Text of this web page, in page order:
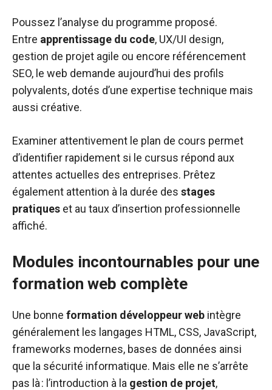
Poussez l’analyse du programme proposé.
Entre apprentissage du code, UX/UI design,
gestion de projet agile ou encore référencement
SEO, le web demande aujourd’hui des profils
polyvalents, dotés d’une expertise technique mais
aussi créative.
Examiner attentivement le plan de cours permet
d’identifier rapidement si le cursus répond aux
attentes actuelles des entreprises. Prêtez
également attention à la durée des stages
pratiques et au taux d’insertion professionnelle
affiché.
Modules incontournables pour une
formation web complète
Une bonne formation développeur web intègre
généralement les langages HTML, CSS, JavaScript,
frameworks modernes, bases de données ainsi
que la sécurité informatique. Mais elle ne s’arrête
pas là : l’introduction à la gestion de projet,